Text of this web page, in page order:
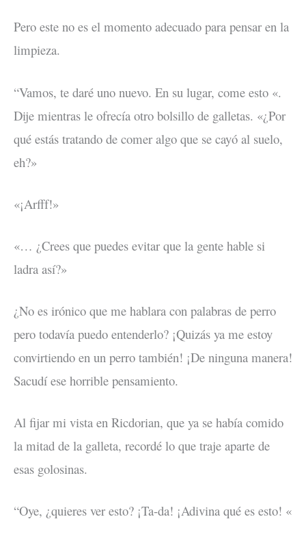
Pero este no es el momento adecuado para pensar en la
limpieza.
“Vamos, te daré uno nuevo. En su lugar, come esto «.
Dije mientras le ofrecía otro bolsillo de galletas. «¿Por
qué estás tratando de comer algo que se cayó al suelo,
eh?»
«¡Arfff!»
«… ¿Crees que puedes evitar que la gente hable si
ladra así?»
¿No es irónico que me hablara con palabras de perro
pero todavía puedo entenderlo? ¡Quizás ya me estoy
convirtiendo en un perro también! ¡De ninguna manera!
Sacudí ese horrible pensamiento.
Al fijar mi vista en Ricdorian, que ya se había comido
la mitad de la galleta, recordé lo que traje aparte de
esas golosinas.
“Oye, ¿quieres ver esto? ¡Ta-da! ¡Adivina qué es esto! «